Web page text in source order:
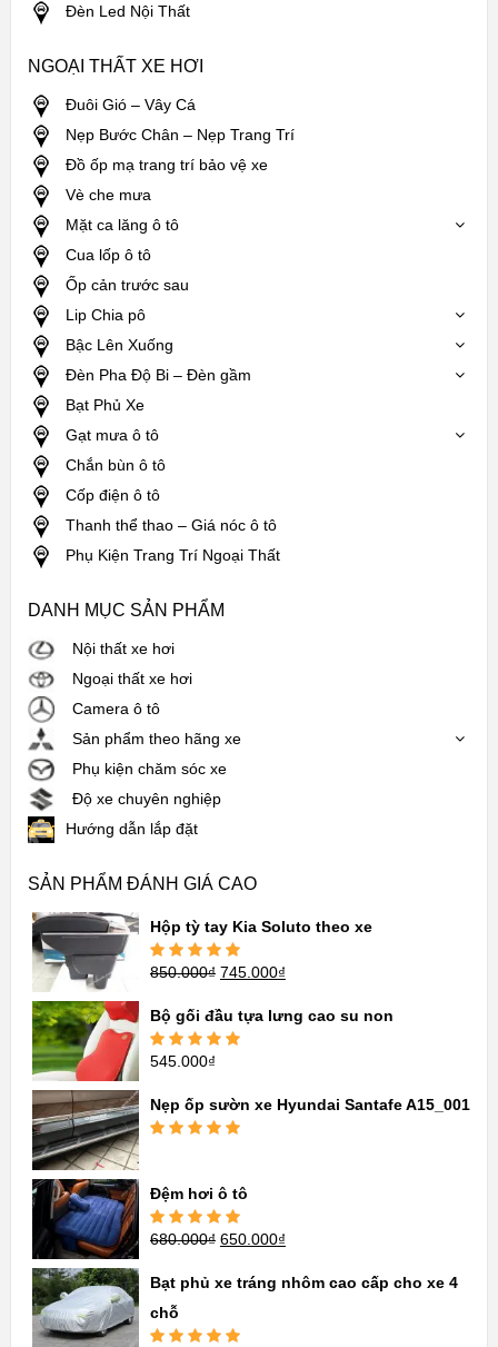
Đèn Led Nội Thất
NGOẠI THẤT XE HƠI
Đuôi Gió – Vây Cá
Nẹp Bước Chân – Nẹp Trang Trí
Đồ ốp mạ trang trí bảo vệ xe
Vè che mưa
Mặt ca lăng ô tô
Cua lốp ô tô
Ốp cản trước sau
Lip Chia pô
Bậc Lên Xuống
Đèn Pha Độ Bi – Đèn gầm
Bạt Phủ Xe
Gạt mưa ô tô
Chắn bùn ô tô
Cốp điện ô tô
Thanh thể thao – Giá nóc ô tô
Phụ Kiện Trang Trí Ngoại Thất
DANH MỤC SẢN PHẨM
Nội thất xe hơi
Ngoại thất xe hơi
Camera ô tô
Sản phẩm theo hãng xe
Phụ kiện chăm sóc xe
Độ xe chuyên nghiệp
Hướng dẫn lắp đặt
SẢN PHẨM ĐÁNH GIÁ CAO
Hộp tỳ tay Kia Soluto theo xe
Được xếp
850.000₫ 745.000₫
Bộ gối đầu tựa lưng cao su non
Được xếp
545.000₫
Nẹp ốp sườn xe Hyundai Santafe A15_001
Đệm hơi ô tô
Được xếp
680.000₫ 650.000₫
Bạt phủ xe tráng nhôm cao cấp cho xe 4
chỗ